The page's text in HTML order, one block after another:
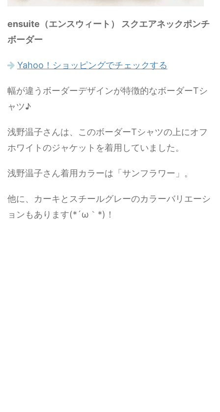
ensuite（エンスウィート） スクエアネックポンチ
ボーダー
Yahoo！ショッピングでチェックする
幅が違うボーダーデザインが特徴的なボーダーTシ
ャツ♪
浅野温子さんは、このボーダーTシャツの上にオフ
ホワイトのジャケットを着用していました。
浅野温子さん着用カラーは「サンフラワー」。
他に、カーキとスチールグレーのカラーバリエーシ
ョンもあります(*´ω｀*)！